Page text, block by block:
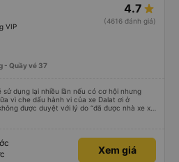
VIP
4.7
(4616 đánh giá)
- Quầy vé 37
dụng lại nhiều lần nếu có cơ hội nhưng
vì che dấu hành vi của xe Dalat ơi ở
được duyệt với lý do “đã được nhà xe xử
khách hàng và trải nghiệm của tôi lại nói là
nền tảng về trải nghiệm của tôi cả về
Xem giá